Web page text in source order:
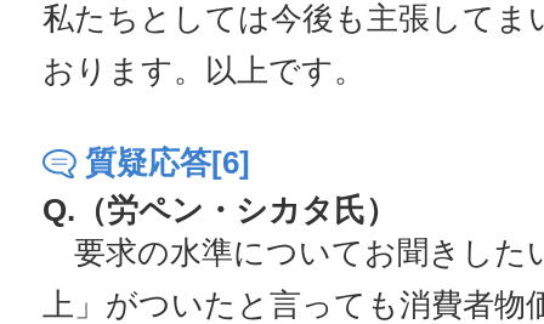
私たちとしては今後も主張してま
おります。以上です。
質疑応答[6]
Q.（労ペン・シカタ氏）
要求の水準についてお聞きした
上」がついたと言っても消費者物